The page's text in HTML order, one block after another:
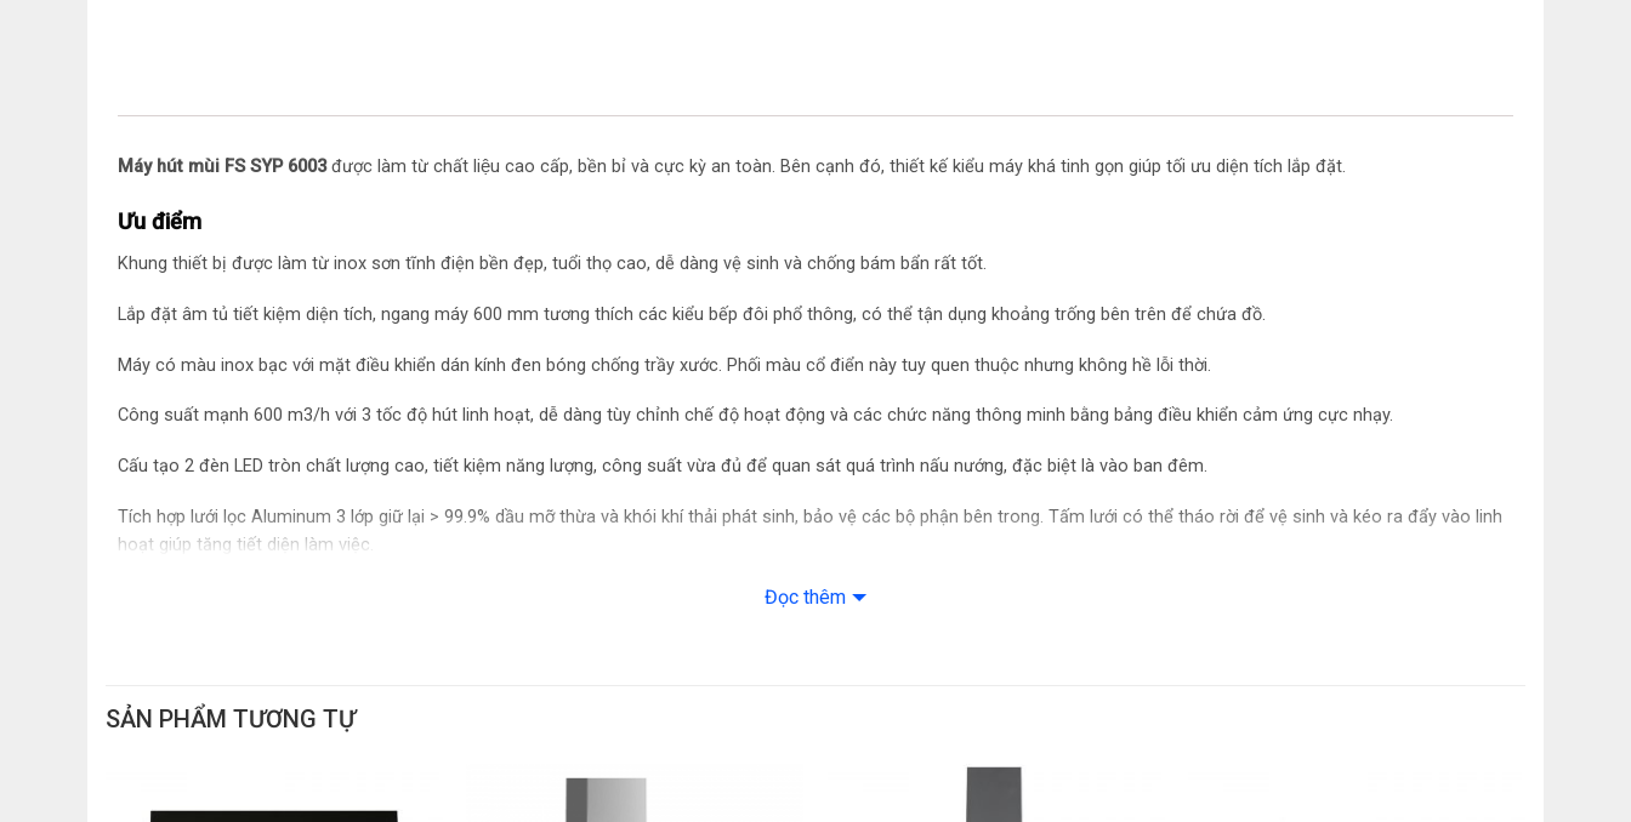
Máy hút mùi FS SYP 6003được làm từ chất liệu cao cấp, bền bỉ và cực kỳ an toàn. Bên cạnh đó, thiết kế kiểu máy khá tinh gọn giúp tối ưu diện tích lắp đặt.
Ưu điểm
Khung thiết bị được làm từ inox sơn tĩnh điện bền đẹp, tuổi thọ cao, dễ dàng vệ sinh và chống bám bẩn rất tốt.
Lắp đặt âm tủ tiết kiệm diện tích, ngang máy 600 mm tương thích các kiểu bếp đôi phổ thông, có thể tận dụng khoảng trống bên trên để chứa đồ.
Máy có màu inox bạc với mặt điều khiển dán kính đen bóng chống trầy xước. Phối màu cổ điển này tuy quen thuộc nhưng không hề lỗi thời.
Công suất mạnh 600 m3/h với 3 tốc độ hút linh hoạt, dễ dàng tùy chỉnh chế độ hoạt động và các chức năng thông minh bằng bảng điều khiển cảm ứng cực nhạy.
Cấu tạo 2 đèn LED tròn chất lượng cao, tiết kiệm năng lượng, công suất vừa đủ để quan sát quá trình nấu nướng, đặc biệt là vào ban đêm.
Tích hợp lưới lọc Aluminum 3 lớp giữ lại > 99.9% dầu mỡ thừa và khói khí thải phát sinh, bảo vệ các bộ phận bên trong. Tấm lưới có thể tháo rời để vệ sinh và kéo ra đẩy vào linh
hoạt giúp tăng tiết diện làm việc.
Động cơ turbin 130 W với độ ồn cực thấp chỉ 46 dB, không gây cảm giác khó chịu ảnh hưởng đến sinh hoạt gia đình.
Đọc thêm
SẢN PHẨM TƯƠNG TỰ